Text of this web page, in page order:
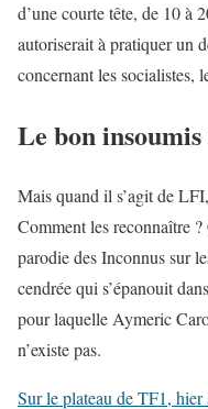
d’une courte tête, de 10 à
autoriserait à pratiquer un
concernant les socialistes,
Le bon
Mais quand il s’agit de
Comment les reconnaître
parodie des Inconnus sur
cendrée qui s’épanouit
pour laquelle Aymeric
n’existe pas.
Sur le plateau de TF1, hier